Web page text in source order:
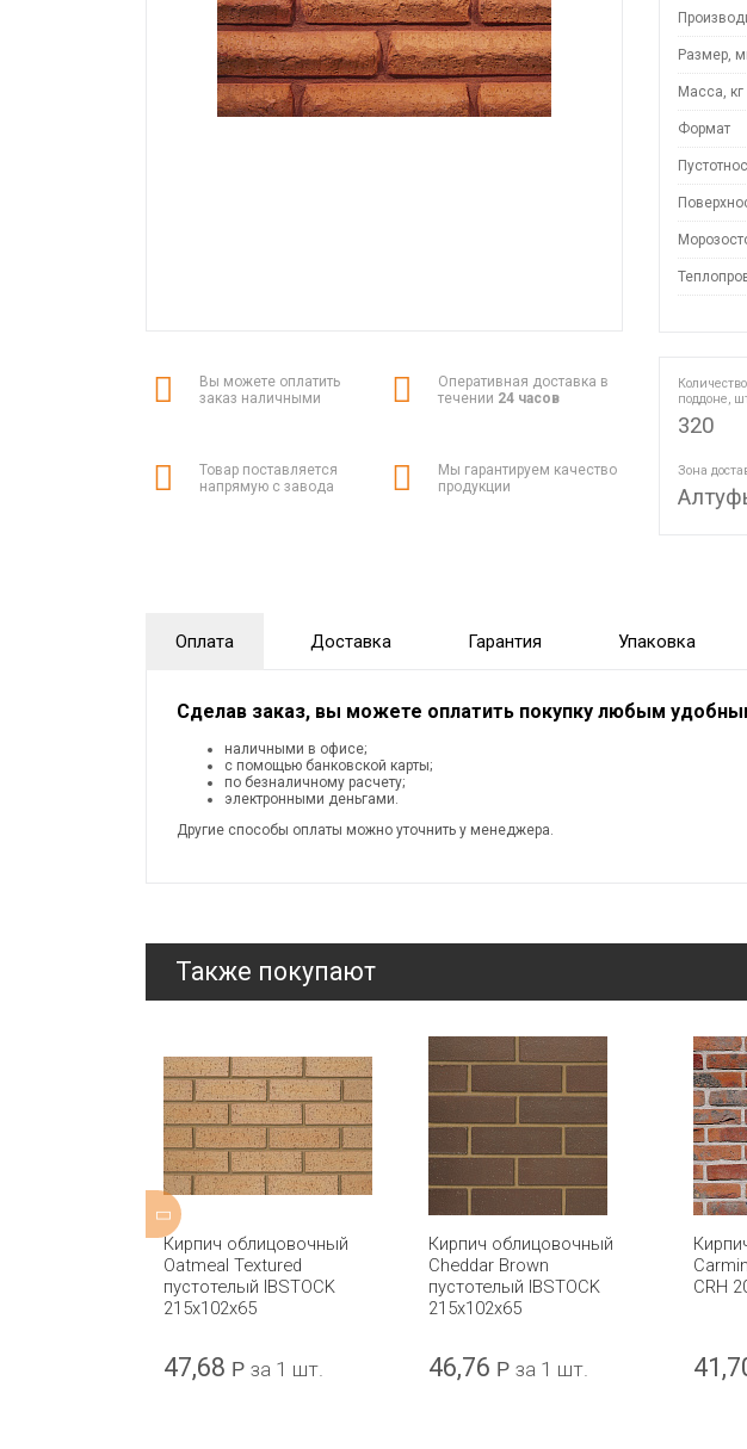
Вы можете оплатить
заказ наличными
Оперативная доставка в
течении 24 часов
Товар поставляется
напрямую с завода
Мы гарантируем качество
продукции
Размер,
Масса, кг
Формат
поддоне,
320
Зона
Оплата Доставка Гарантия Упаковка
Сделав заказ, вы можете оплатить покупку любым
наличными в офисе;
с помощью банковской карты;
по безналичному расчету;
электронными деньгами.
Другие способы оплаты можно уточнить у менеджера.
Также покупают
Кирпич облицовочный
Oatmeal Textured
пустотелый IBSTOCK
215x102x65
47,68 Р за 1 шт.
Кирпич облицовочный
Cheddar Brown
пустотелый IBSTOCK
215x102x65
46,76 Р за 1 шт.
CRH